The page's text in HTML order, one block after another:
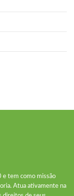
e tem como missão
Atua ativamente na